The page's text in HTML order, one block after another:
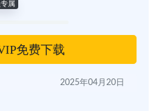
属
免费下载
2025年04月20日